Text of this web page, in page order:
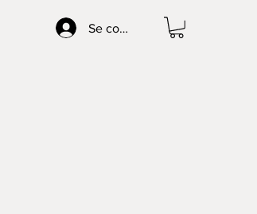
Se connecter